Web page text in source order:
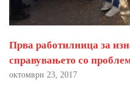
Прва работилница за
справувањето со
октомври 23, 2017